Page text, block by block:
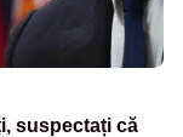
suspectați că